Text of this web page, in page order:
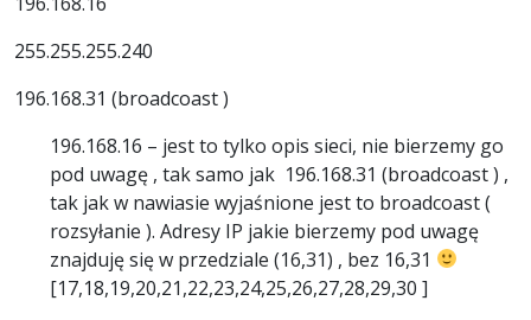
255.255.255.240
196.168.31 (broadcoast )
196.168.16 – jest to tylko opis sieci, nie bierzemy go
pod uwagę , tak samo jak 196.168.31 (broadcoast ) ,
tak jak w nawiasie wyjaśnione jest to broadcoast (
rozsyłanie ). Adresy IP jakie bierzemy pod uwagę
znajduję się w przedziale (16,31) , bez 16,31
[17,18,19,20,21,22,23,24,25,26,27,28,29,30 ]